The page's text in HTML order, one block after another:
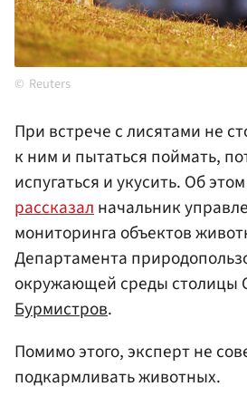
Reuters
При встрече с лисятами не
к ним и пытаться поймать,
испугаться и укусить. Об
рассказалначальник
мониторинга объектов
Департамента
окружающей среды столицы
Бурмистров.
Помимо этого, эксперт не
подкармливать животных.